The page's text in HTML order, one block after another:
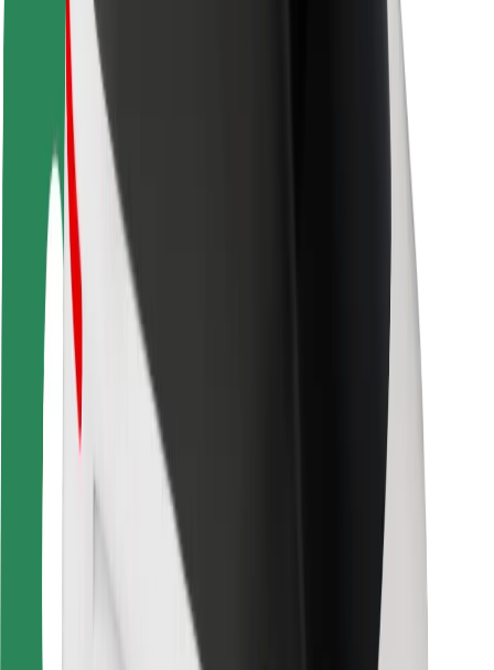
Bezpečnosť cestujúcich
Bezpečnosť vodičov
Bezpečnosť na kolobežkách
Bezpečnostný lab
Mestá
Lokality
Riešenia pre mestá
Letiská
Nabíjacie stanice Bolt
Podpora
Pre cestujúcich
Pre vodičov
Pre kuriérov
Pre flotilových partnerov
Pre reštaurácie
Bolt for Business